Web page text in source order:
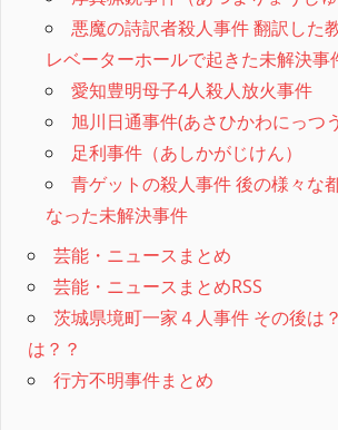
悪魔の詩訳者殺人事件 翻訳した
レベーターホールで起きた未解決事
愛知豊明母子4人殺人放火事件
旭川日通事件(あさひかわにっつ
足利事件（あしかがじけん）
青ゲットの殺人事件 後の様々な
なった未解決事件
芸能・ニュースまとめ
芸能・ニュースまとめRSS
茨城県境町一家４人事件 その後は
は？？
行方不明事件まとめ